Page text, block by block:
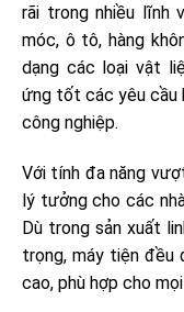
rãi trong nhiều lĩnh
móc, ô tô, hàng
dạng các loại vật
ứng tốt các yêu cầu
công nghiệp.
Với tính đa năng
lý tưởng cho các
Dù trong sản xuất
trọng, máy tiện đều
cao, phù hợp cho